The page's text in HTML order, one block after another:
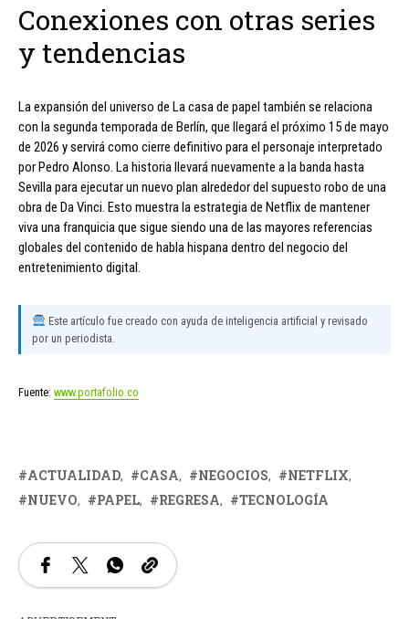
Conexiones con otras series
y tendencias
La expansión del universo de La casa de papel también se relaciona
con la segunda temporada de Berlín, que llegará el próximo 15 de mayo
de 2026 y servirá como cierre definitivo para el personaje interpretado
por Pedro Alonso. La historia llevará nuevamente a la banda hasta
Sevilla para ejecutar un nuevo plan alrededor del supuesto robo de una
obra de Da Vinci. Esto muestra la estrategia de Netflix de mantener
viva una franquicia que sigue siendo una de las mayores referencias
globales del contenido de habla hispana dentro del negocio del
entretenimiento digital.
Este artículo fue creado con ayuda de inteligencia artificial y revisado
por un periodista.
Fuente: www.portafolio.co
ACTUALIDAD CASA NEGOCIOS
NETFLIX
NUEVO
PAPEL REGRESA TECNOLOGÍA